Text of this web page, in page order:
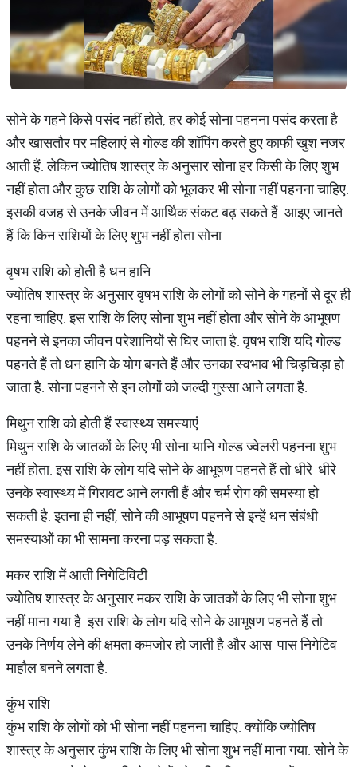
सोने के गहने किसे पसंद नहीं होते, हर कोई सोना पहनना पसंद करता है
और खासतौर पर महिलाएं से गोल्ड की शॉपिंग करते हुए काफी खुश नजर
आती हैं. लेकिन ज्योतिष शास्त्र के अनुसार सोना हर किसी के लिए शुभ
नहीं होता और कुछ राशि के लोगों को भूलकर भी सोना नहीं पहनना चाहिए.
इसकी वजह से उनके जीवन में आर्थिक संकट बढ़ सकते हैं. आइए जानते
हैं कि किन राशियों के लिए शुभ नहीं होता सोना.
वृषभ राशि को होती है धन हानि
ज्योतिष शास्त्र के अनुसार वृषभ राशि के लोगों को सोने के गहनों से दूर ही
रहना चाहिए. इस राशि के लिए सोना शुभ नहीं होता और सोने के आभूषण
पहनने से इनका जीवन परेशानियों से घिर जाता है. वृषभ राशि यदि गोल्ड
पहनते हैं तो धन हानि के योग बनते हैं और उनका स्वभाव भी चिड़चिड़ा हो
जाता है. सोना पहनने से इन लोगों को जल्दी गुस्सा आने लगता है.
मि​थुन राशि को होती हैं स्वास्थ्य समस्याएं
मिथुन राशि के जातकों के लिए भी सोना यानि गोल्ड ज्वेलरी पहनना शुभ
नहीं होता. इस राशि के लोग यदि सोने के आभूषण पहनते हैं तो धीरे-धीरे
उनके स्वास्थ्य में गिरावट आने लगती हैं और चर्म रोग की समस्या हो
सकती है. इतना ही नहीं, सोने की आभूषण पहनने से इन्हें धन संबंधी
समस्याओं का भी सामना करना पड़ सकता है.
मकर राशि में आती निगेटिविटी
ज्योतिष शास्त्र के अनुसार मकर राशि के जातकों के लिए भी सोना शुभ
नहीं माना गया है. इस राशि के लोग यदि सोने के आभूषण पहनते हैं तो
उनके निर्णय लेने की क्षमता कमजोर हो जाती है और आस-पास निगेटिव
माहौल बनने लगता है.
कुंभ राशि
कुंभ राशि के लोगों को भी सोना नहीं पहनना चाहिए. क्योंकि ज्योतिष
शास्त्र के अनुसार कुंभ राशि के लिए भी सोना शुभ नहीं माना गया. सोने के